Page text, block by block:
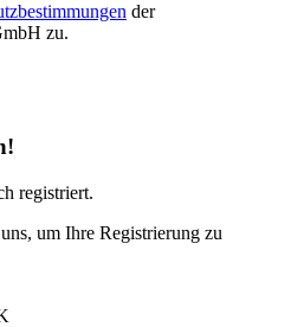
der
zu.
registriert.
um Ihre Registrierung zu